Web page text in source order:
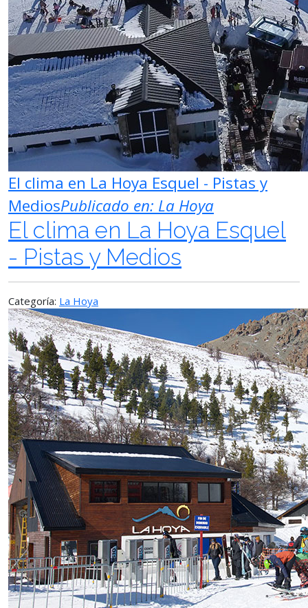
El clima en La Hoya Esquel - Pistas y
MediosPublicado en: La Hoya
El clima en La Hoya Esquel
- Pistas y Medios
Categoría: La Hoya